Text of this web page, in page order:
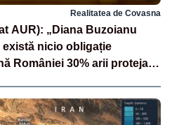
Realitatea de Covasna
AUR): „Diana Buzoianu
nicio obligație
României 30% arii protejate